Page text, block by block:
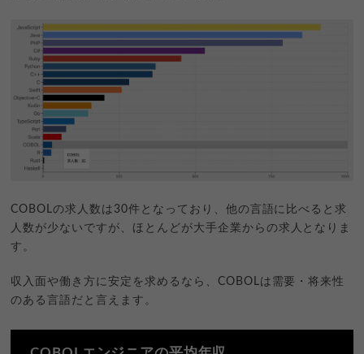
COBOLの求人数は30件となっており、他の言語に比べると求
人数が少ないですが、ほとんどが大手企業からの求人となりま
す。
収入面や働き方に安定を求めるなら、COBOLは需要・将来性
のある言語だと言えます。